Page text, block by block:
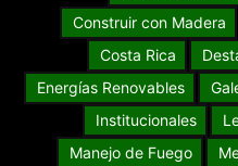
Construir con Madera
Costa Rica
Energías Renovables
Institucionales
Manejo de Fuego